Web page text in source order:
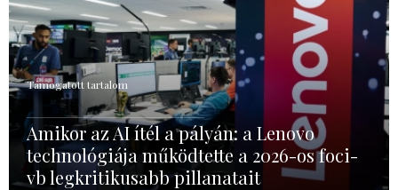
Támogatott tartalom
Amikor az AI ítél a pályán: a Lenovo
technológiája működtette a 2026-os foci-
vb legkritikusabb pillanatait